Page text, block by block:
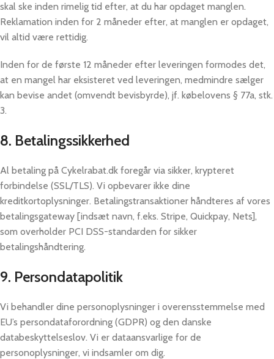
skal ske inden rimelig tid efter, at du har opdaget manglen.
Reklamation inden for 2 måneder efter, at manglen er opdaget,
vil altid være rettidig.
Inden for de første 12 måneder efter leveringen formodes det,
at en mangel har eksisteret ved leveringen, medmindre sælger
kan bevise andet (omvendt bevisbyrde), jf. købelovens § 77a, stk.
3.
8. Betalingssikkerhed
Al betaling på Cykelrabat.dk foregår via sikker, krypteret
forbindelse (SSL/TLS). Vi opbevarer ikke dine
kreditkortoplysninger. Betalingstransaktioner håndteres af vores
betalingsgateway [indsæt navn, f.eks. Stripe, Quickpay, Nets],
som overholder PCI DSS-standarden for sikker
betalingshåndtering.
9. Persondatapolitik
Vi behandler dine personoplysninger i overensstemmelse med
EU’s persondataforordning (GDPR) og den danske
databeskyttelseslov. Vi er dataansvarlige for de
personoplysninger, vi indsamler om dig.